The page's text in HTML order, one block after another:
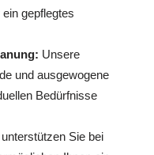
gepflegtes
Unsere
und ausgewogene
Bedürfnisse
Sie bei